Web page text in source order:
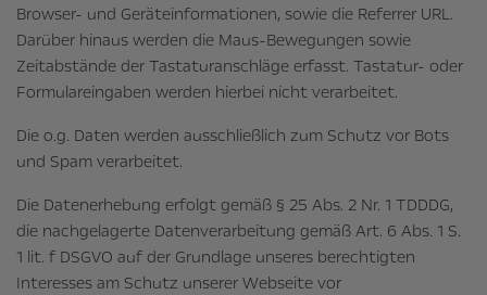
Browser- und Geräteinformationen, sowie die Referrer URL.
Darüber hinaus werden die Maus-Bewegungen sowie
Zeitabstände der Tastaturanschläge erfasst. Tastatur- oder
Formulareingaben werden hierbei nicht verarbeitet.
Die o.g. Daten werden ausschließlich zum Schutz vor Bots
und Spam verarbeitet.
Die Datenerhebung erfolgt gemäß § 25 Abs. 2 Nr. 1 TDDDG,
die nachgelagerte Datenverarbeitung gemäß Art. 6 Abs. 1 S.
1 lit. f DSGVO auf der Grundlage unseres berechtigten
Interesses am Schutz unserer Webseite vor